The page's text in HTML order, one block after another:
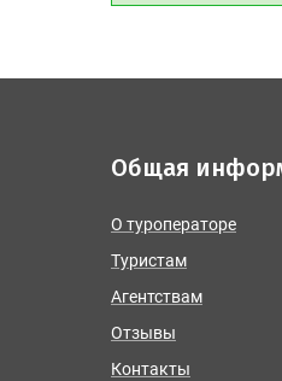
Общая
О туроператоре
Туристам
Агентствам
Отзывы
Контакты